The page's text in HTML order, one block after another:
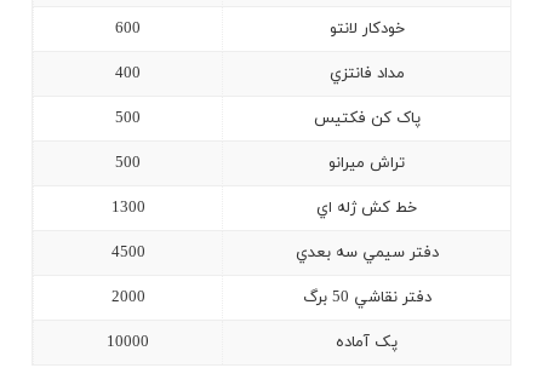
خودکار لانتو 600
مداد فانتزي 400
پاک کن فکتيس 500
تراش ميرانو 500
خط کش ژله اي 1300
دفتر سيمي سه بعدي 4500
دفتر نقاشي 50 برگ 2000
پک آماده 10000